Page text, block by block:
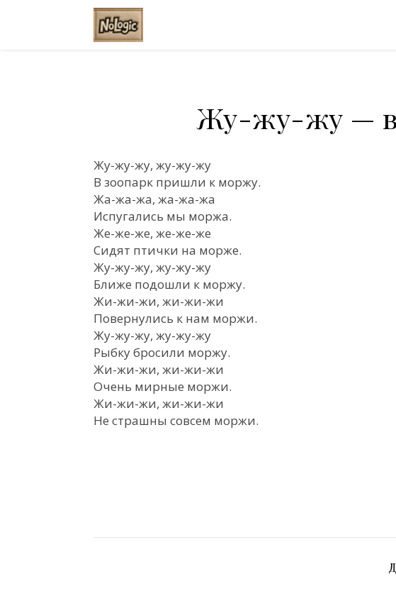
Жу-жу-жу — в
Жу-жу-жу, жу-жу-жу
В зоопарк пришли к моржу.
Жа-жа-жа, жа-жа-жа
Испугались мы моржа.
Же-же-же, же-же-же
Сидят птички на морже.
Жу-жу-жу, жу-жу-жу
Ближе подошли к моржу.
Жи-жи-жи, жи-жи-жи
Повернулись к нам моржи.
Жу-жу-жу, жу-жу-жу
Рыбку бросили моржу.
Жи-жи-жи, жи-жи-жи
Очень мирные моржи.
Жи-жи-жи, жи-жи-жи
Не страшны совсем моржи.